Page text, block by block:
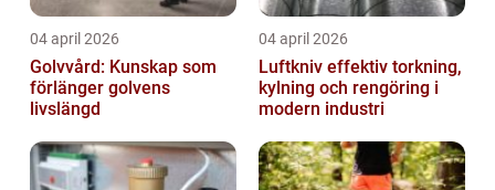
04 april 2026
Golvvård: Kunskap som
förlänger golvens
livslängd
04 april 2026
Luftkniv effektiv torkning,
kylning och rengöring i
modern industri